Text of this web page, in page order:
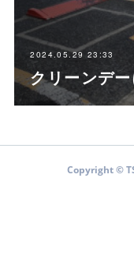
2024.05.29 23:33
クリーンデ
Copyright ©